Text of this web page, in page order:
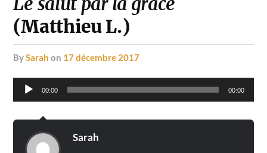
(Matthieu L.)
bySarah on 17 décembre 2017
Lecteur
audio
00:00 00:00
Sarah